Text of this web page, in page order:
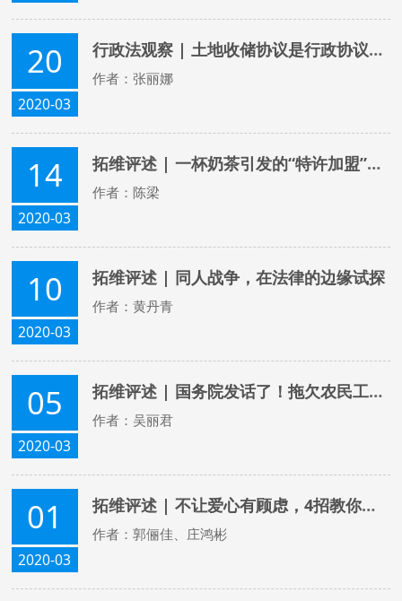
20
2020-03
行政法观察 | 土地收储协议是行政协议还是民事合同？
作者：张丽娜
14
2020-03
拓维评述 | 一杯奶茶引发的“特许加盟”风波
作者：陈梁
10
2020-03
拓维评述 | 同人战争，在法律的边缘试探
作者：黄丹青
05
2020-03
拓维评述 | 国务院发话了！拖欠农民工工资这么治！
作者：吴丽君
01
2020-03
拓维评述 | 不让爱心有顾虑，4招教你识别靠谱的慈善公益机构
作者：郭俪佳、庄鸿彬